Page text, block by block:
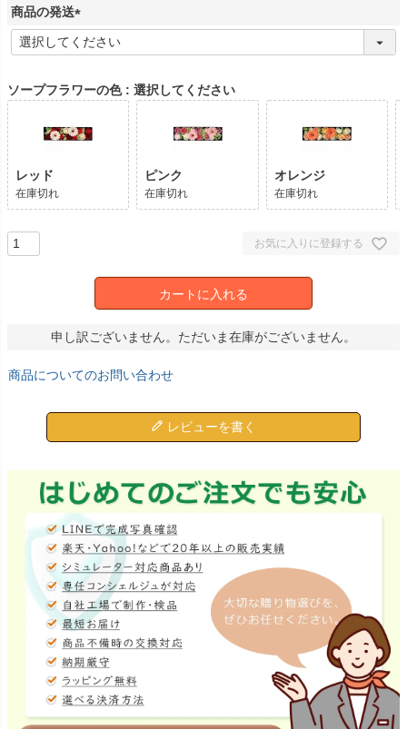
商品の発送
(
必
)
ソープフラワーの色 選択してください
レッド
在庫切れ
ピンク
在庫切れ
オレンジ
在庫切れ
お気に入りに登録する
カートに入れる
申し訳ございません。ただいま在庫がございません。
商品についてのお問い合わせ
レビューを書く